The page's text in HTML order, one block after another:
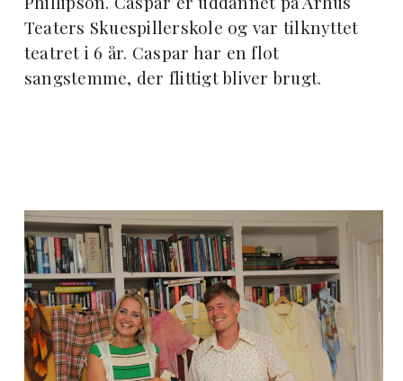
Teaters Skuespillerskole og var tilknyttet
teatret i 6 år. Caspar har en flot
sangstemme, der flittigt bliver brugt.